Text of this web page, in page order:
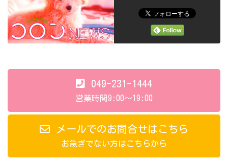
049-231-1444
営業時間9:00～19:00
メールでのお問合せはこちら
お急ぎでない方はこちらから